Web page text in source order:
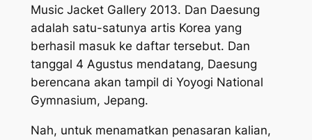
Music Jacket Gallery 2013. Dan Daesung
adalah satu-satunya artis Korea yang
berhasil masuk ke daftar tersebut. Dan
tanggal 4 Agustus mendatang, Daesung
berencana akan tampil di Yoyogi National
Gymnasium, Jepang.
Nah, untuk menamatkan penasaran kalian,